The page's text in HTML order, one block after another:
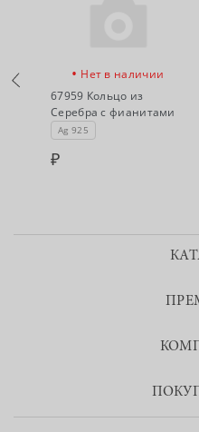
• Нет в наличии
67959 Кольцо из
Серебра с фианитами
Ag 925